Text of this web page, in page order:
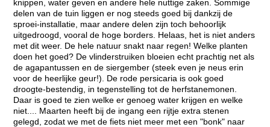
knippen, water geven en andere hele nuttige zaken. Sommige
delen van de tuin liggen er nog steeds goed bij dankzij de
sproei-installatie, maar andere delen zijn toch behoorlijk
uitgedroogd, vooral de hoge borders. Helaas, het is niet anders
met dit weer. De hele natuur snakt naar regen! Welke planten
doen het goed? De vlinderstruiken bloeien echt prachtig net als
de agapantussen en de siergember (steek even je neus erin
voor de heerlijke geur!). De rode persicaria is ook goed
droogte-bestendig, in tegenstelling tot de herfstanemonen.
Daar is goed te zien welke er genoeg water krijgen en welke
niet.... Maarten heeft bij de ingang een rijtje extra stenen
gelegd, zodat we met de fiets niet meer met een "bonk" naar